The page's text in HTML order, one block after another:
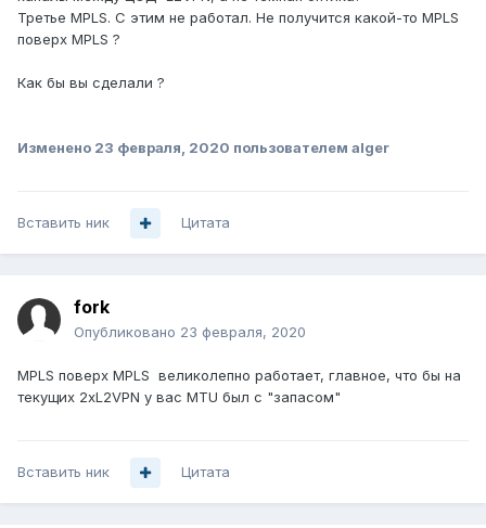
Третье MPLS. С этим не работал. Не получится какой-то MPLS
поверх MPLS ?
Как бы вы сделали ?
Изменено 23 февраля, 2020 пользователем alger
Вставить ник Цитата
fork
Опубликовано 23 февраля, 2020
MPLS поверх MPLS великолепно работает, главное, что бы на
текущих 2xL2VPN у вас MTU был с "запасом"
Вставить ник Цитата